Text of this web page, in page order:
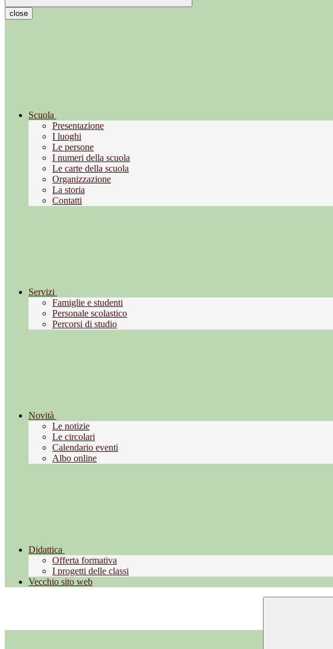
close
Scuola
Presentazione
I luoghi
Le persone
I numeri della scuola
Le carte della scuola
Organizzazione
La storia
Contatti
Servizi
Famiglie e studenti
Personale scolastico
Percorsi di studio
Novità
Le notizie
Le circolari
Calendario eventi
Albo online
Didattica
Offerta formativa
I progetti delle classi
Vecchio sito web